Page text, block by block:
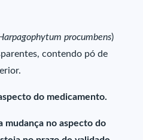
procumbens)
contendo pó de
do medicamento.
mudança no aspecto do